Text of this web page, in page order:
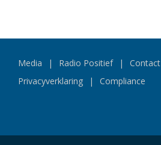
Media Radio Positief
Contact
Privacyverklaring
Compliance